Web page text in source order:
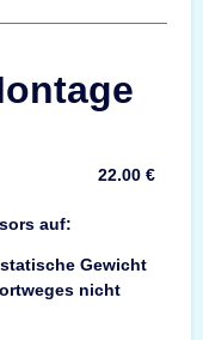
22.00 €
auf:
Gewicht
nicht